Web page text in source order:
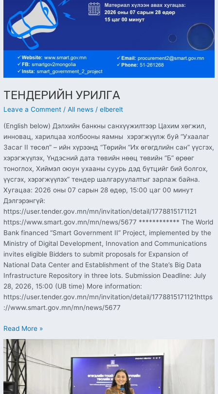
ТЕНДЕРИЙН УРИЛГА
Leave a Comment /All news /elberelt
(English below) Дэлхийн банкны санхүүжилтээр Цахим хөгжил,
инновац, харилцаа холбооны яамны хэрэгжүүлж буй “Ухаалаг
Засаг II төсөл” – ийн хүрээнд “Төрийн “Их өгөгдлийн сан” үүсгэх,
хэрэгжүүлэх, Үндэсний дата төвийн нөөц төвийн “Б” өрөөг
тоноглох, Хиймэл оюун ухааны суурь дэд бүтцийг бий болгох,
үүсгэх, хэрэгжүүлэх” тендер шалгаруулалтыг зарлаж байна.
Хугацаа: 2026 оны 07 сарын 28 өдөр, 15:00 цаг 00 минут
Дэлгэрэнгүй:
https://user.tender.gov.mn/mn/invitation/detail/1778815171121
https://www.smart.gov.mn/mn/news/5677 ************ The World
Bank financed “Smart Government II” Project, implemented by the
Ministry of Digital Development, Innovation and Communications
invites eligible Bidders to submit proposals for Expansion of
National Data Center and Establishment of the State’s Big Data
Infrastructure Repository in three lots. Submission Deadline: July
28, 2026, 15:00 (UB time) More information:
https://user.tender.gov.mn/mn/invitation/detail/1778815171121https
://www.smart.gov.mn/mn/news/5677
Read More »
Өгөгдлийн
тухай
анхдагч
хуулийн
төслийн